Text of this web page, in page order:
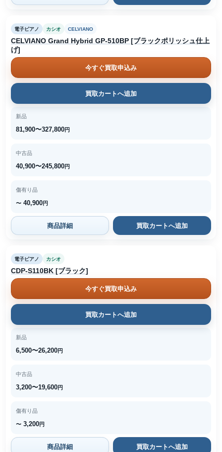
電子ピアノ カシオ CELVIANO
CELVIANO Grand Hybrid GP-510BP [ブラックポリッシュ仕上
げ]
今すぐ買取申込み
買取カートへ追加
新品
81,900〜327,800円
中古品
40,900〜245,800円
傷有り品
〜 40,900円
商品詳細 買取カートへ追加
電子ピアノ カシオ
CDP-S110BK [ブラック]
今すぐ買取申込み
買取カートへ追加
新品
6,500〜26,200円
中古品
3,200〜19,600円
傷有り品
〜 3,200円
商品詳細 買取カートへ追加